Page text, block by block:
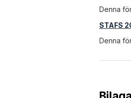
Denna
STAFS
Denna